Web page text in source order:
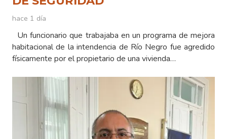
hace 1 día
Un funcionario que trabajaba en un programa de mejora
habitacional de la intendencia de Río Negro fue agredido
físicamente por el propietario de una vivienda…